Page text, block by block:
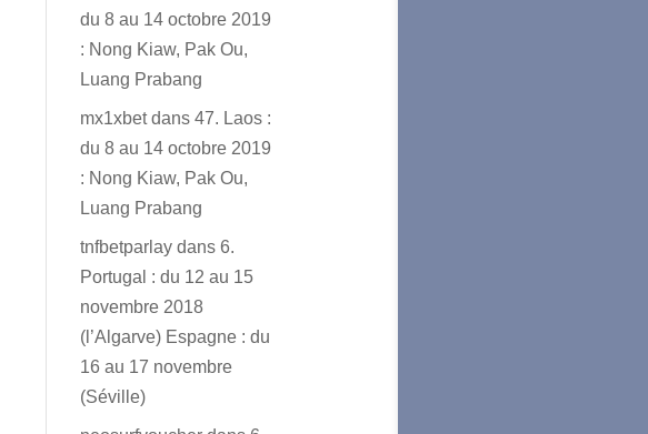
du 8 au 14 octobre 2019
: Nong Kiaw, Pak Ou,
Luang Prabang
mx1xbetdans47. Laos :
du 8 au 14 octobre 2019
: Nong Kiaw, Pak Ou,
Luang Prabang
tnfbetparlay dans6.
Portugal : du 12 au 15
novembre 2018
(l’Algarve) Espagne : du
16 au 17 novembre
(Séville)